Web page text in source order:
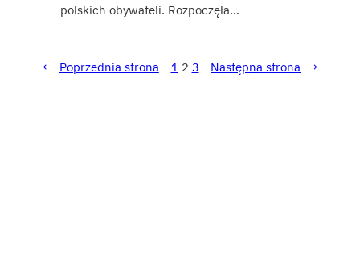
polskich obywateli. Rozpoczęła…
← Poprzednia strona 1 2 3 Następna strona →